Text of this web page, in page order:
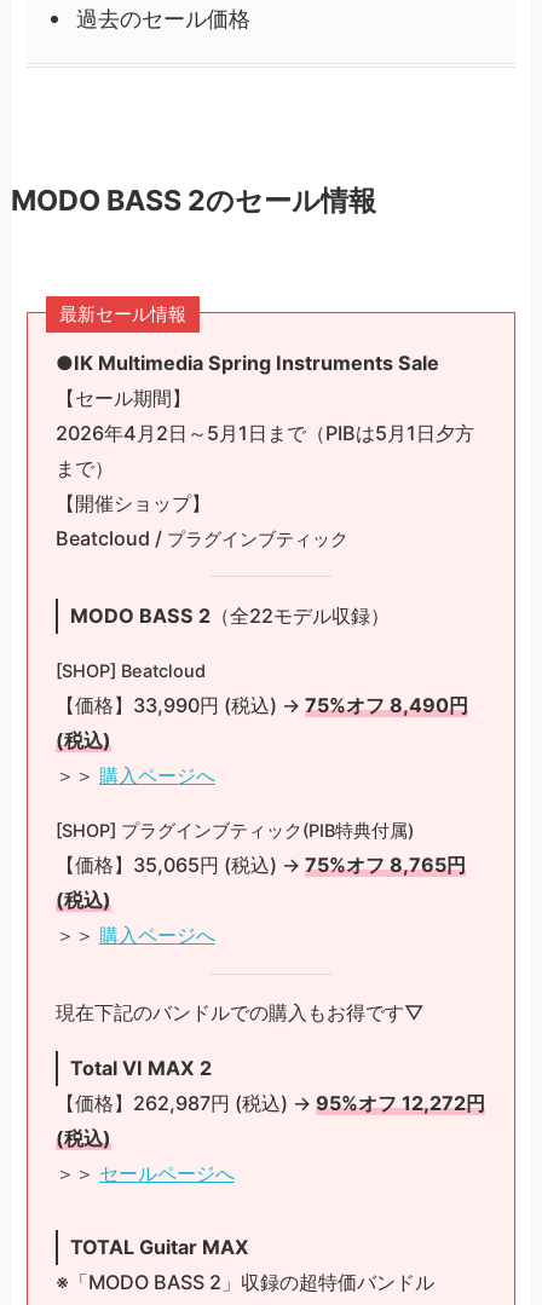
過去のセール価格
MODO BASS 2のセール情報
最新セール情報
●IK Multimedia Spring Instruments Sale
【セール期間】
2026年4月2日～5月1日まで（PIBは5月1日夕方
まで）
【開催ショップ】
Beatcloud / プラグインブティック
MODO BASS 2（全22モデル収録）
[SHOP] Beatcloud
【価格】33,990円 (税込) → 75%オフ 8,490円
(税込)
＞＞ 購入ページへ
[SHOP] プラグインブティック(PIB特典付属)
【価格】35,065円 (税込) → 75%オフ 8,765円
(税込)
＞＞ 購入ページへ
現在下記のバンドルでの購入もお得です▽
Total VI MAX 2
【価格】262,987円 (税込) → 95%オフ 12,272円
(税込)
＞＞ セールページへ
TOTAL Guitar MAX
※「MODO BASS 2」収録の超特価バンドル